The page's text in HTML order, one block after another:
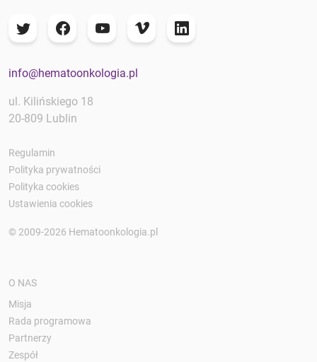
info@hematoonkologia.pl
ul. Kilińskiego 18
20-809 Lublin
Regulamin
Polityka prywatności
Polityka cookies
Ustawienia cookies
© 2009-2026 Hematoonkologia.pl
O NAS
Misja
Rada programowa
Partnerzy
Zespół